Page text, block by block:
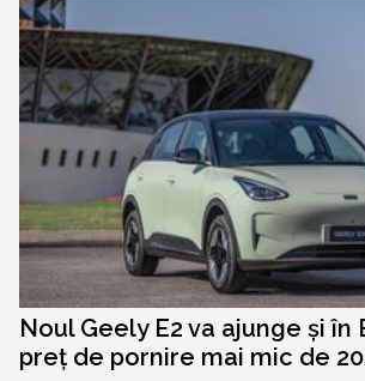
Noul Geely E2 va ajunge și în
preț de pornire mai mic de